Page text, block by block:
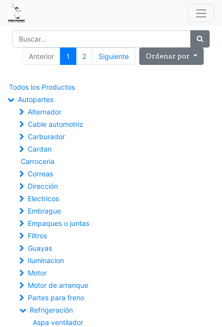
Anterior 1 2 Siguiente Ordenar por
Todos los Productos
Autopartes
Alternador
Cable automotriz
Carburador
Cardan
Carroceria
Correas
Dirección
Electricos
Embrague
Empaques o juntas
Filtros
Guayas
Iluminacion
Motor
Motor de arranque
Partes para freno
Refrigeración
Aspa ventilador